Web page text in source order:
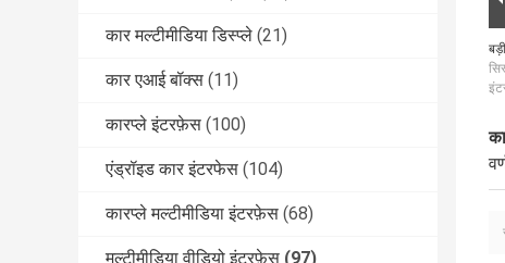
कार मल्टीमीडिया डिस्प्ले (21)
कार एआई बॉक्स (11)
कारप्ले इंटरफ़ेस (100)
एंड्रॉइड कार इंटरफेस (104)
कारप्ले मल्टीमीडिया इंटरफ़ेस (68)
मल्टीमीडिया वीडियो इंटरफ़ेस (97)